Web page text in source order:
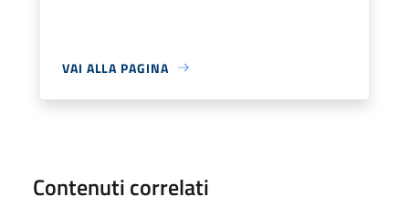
VAI ALLA PAGINA
Contenuti correlati